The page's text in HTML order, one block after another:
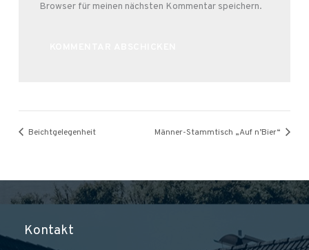
Browser für meinen nächsten Kommentar speichern.
Beichtgelegenheit Männer-Stammtisch „Auf n’Bier“
Kontakt